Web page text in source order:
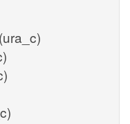
(ura_c)